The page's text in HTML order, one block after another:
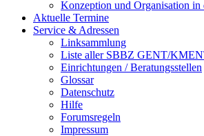
Konzeption und Organisation in
Aktuelle Termine
Service & Adressen
Linksammlung
Liste aller SBBZ GENT/
Einrichtungen / Beratungsstellen
Glossar
Datenschutz
Hilfe
Forumsregeln
Impressum